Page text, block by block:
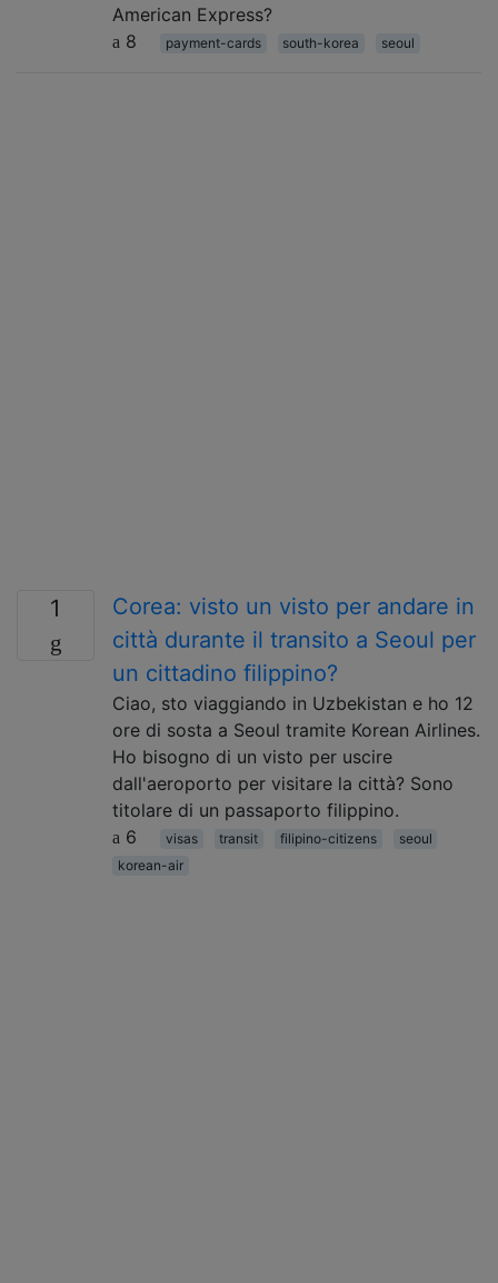
American Express?
8
payment-cards south-korea seoul
1
Corea: visto un visto per andare in
città durante il transito a Seoul per
un cittadino filippino?
Ciao, sto viaggiando in Uzbekistan e ho 12
ore di sosta a Seoul tramite Korean Airlines.
Ho bisogno di un visto per uscire
dall'aeroporto per visitare la città? Sono
titolare di un passaporto filippino.
6
visas transit filipino-citizens
seoul
korean-air